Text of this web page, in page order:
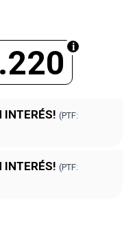
INTERÉS! (PTF:
INTERÉS! (PTF: